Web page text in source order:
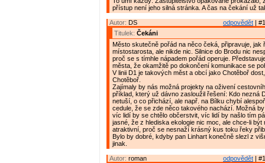
přístup není jeho silná stránka. A čas na čekání už
odpovědět |
Autor: DS
Titulek: Čekáni
Město skutečně pořád na něco čeká, připravuje, jak
místostarosta, ale nikde nic. Silnice do Brodu nic
proč se s tímhle nápadem pořád operuje.
města, že okamžitě po dokončení komunikace se
V linii D1 je takových měst a obcí jako Chotěboř
Chotěboř.
Zajímaly by nás možná projekty na oživení
příklad, který už dávno zasloužil řešení: Kdo nezná
netuší, o co přichází, ale např. na Bílku chybí
cedule, že se zde něco takového nachází. Možná
víc lidí by se chtělo občerstvit, víc lidí by našlo tím
jasné, že z hlediska ekologie nic moc, ale chce-li být
atraktivní, proč se nesnaží krásný kus toku řeky
Bylo by dobré, kdyby pan Linhart konečně slezl z
jinak.
odpovědět |
Autor: roman